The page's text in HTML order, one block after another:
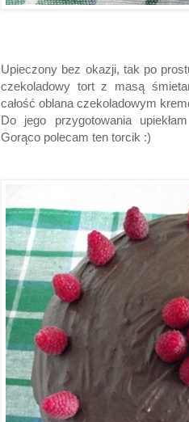
Upieczony bez okazji, tak po
czekoladowy tort z masą
całość oblana czekoladowym
Do jego przygotowania
Gorąco polecam ten torcik :)